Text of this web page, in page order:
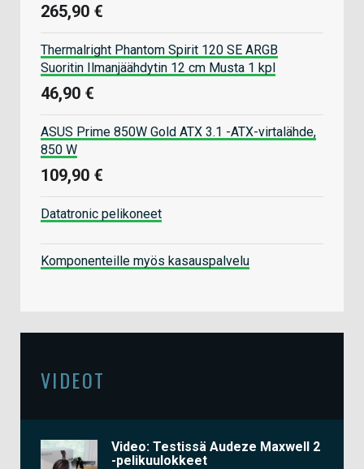
265,90 €
Thermalright Phantom Spirit 120 SE ARGB
Suoritin Ilmanjäähdytin 12 cm Musta 1 kpl
46,90 €
ASUS Prime 850W Gold ATX 3.1 -ATX-virtalähde,
850 W
109,90 €
Datatronic pelikoneet
Komponenteille myös kasauspalvelu
VIDEOT
Video: Testissä Audeze Maxwell 2
-pelikuulokkeet